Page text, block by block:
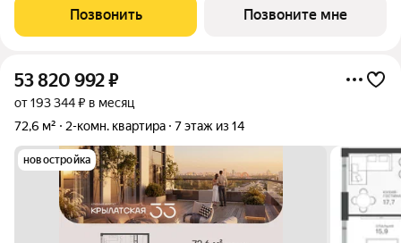
западе Москвы от специализированного застройщика
«Сияние». Комплекс расположен
Позвонить Позвоните мне
53 820 992₽
от 193 344 ₽ в месяц
72,6 м²
2-комн. квартира 7 этаж из 14
новостройка